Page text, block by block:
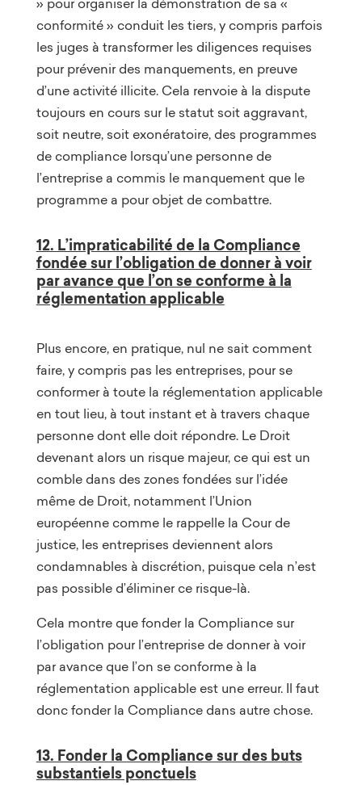
conformité » conduit les tiers, y compris parfois
les juges à transformer les diligences requises
pour prévenir des manquements, en preuve
d’une activité illicite. Cela renvoie à la dispute
toujours en cours sur le statut soit aggravant,
soit neutre, soit exonératoire, des programmes
de compliance lorsqu’une personne de
l’entreprise a commis le manquement que le
programme a pour objet de combattre.
12. L’impraticabilité de la Compliance
fondée sur l’obligation de donner à voir
par avance que l’on se conforme à la
réglementation applicable
Plus encore, en pratique, nul ne sait comment
faire, y compris pas les entreprises, pour se
conformer à toute la réglementation applicable
en tout lieu, à tout instant et à travers chaque
personne dont elle doit répondre. Le Droit
devenant alors un risque majeur, ce qui est un
comble dans des zones fondées sur l’idée
même de Droit, notamment l’Union
européenne comme le rappelle la Cour de
justice, les entreprises deviennent alors
condamnables à discrétion, puisque cela n’est
pas possible d’éliminer ce risque-là.
Cela montre que fonder la Compliance sur
l’obligation pour l’entreprise de donner à voir
par avance que l’on se conforme à la
réglementation applicable est une erreur. Il faut
donc fonder la Compliance dans autre chose.
13. Fonder la Compliance sur des buts
substantiels ponctuels